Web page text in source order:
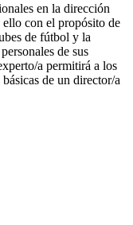
en la dirección
con el propósito de
de fútbol y la
de sus
a permitirá a los
de un director/a